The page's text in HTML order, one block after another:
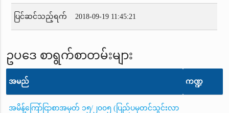
ပြင်ဆင်သည့်ရက် 2018-09-19 11:45:21
ဥပဒေ စာရွက်စာတမ်းများ
အမည် ကဏ္ဍ
အမိန့်ကြော်ငြာစာအမှတ် ၁၅/၂၀၀၅ (ပြည်ပမှတင်သွင်းလာ